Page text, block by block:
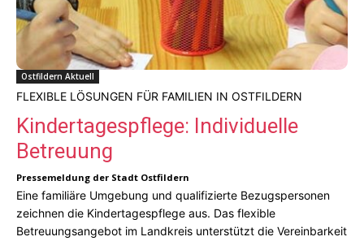
Ostfildern Aktuell
FLEXIBLE LÖSUNGEN FÜR FAMILIEN IN OSTFILDERN
Kindertagespflege: Individuelle
Betreuung
Pressemeldung der Stadt Ostfildern
Eine familiäre Umgebung und qualifizierte Bezugspersonen
zeichnen die Kindertagespflege aus. Das flexible
Betreuungsangebot im Landkreis unterstützt die Vereinbarkeit